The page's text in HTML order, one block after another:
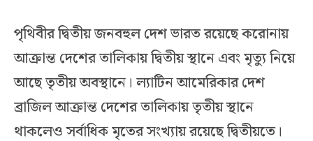
পৃথিবীর দ্বিতীয় জনবহুল দেশ ভারত রয়েছে করোনায়
আক্রান্ত দেশের তালিকায় দ্বিতীয় স্থানে এবং মৃত্যু নিয়ে
আছে তৃতীয় অবস্থানে। ল্যাটিন আমেরিকার দেশ
ব্রাজিল আক্রান্ত দেশের তালিকায় তৃতীয় স্থানে
থাকলেও সর্বাধিক মৃতের সংখ্যায় রয়েছে দ্বিতীয়তে।